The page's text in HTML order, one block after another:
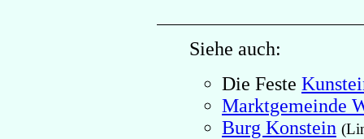
Siehe auch:
Die Feste
Marktgemeinde
Burg Konstein